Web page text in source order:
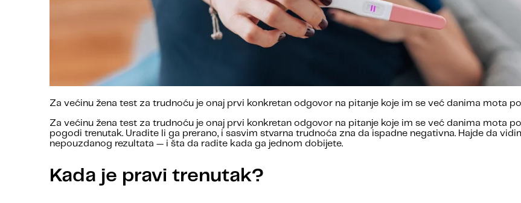
Za većinu žena test za trudnoću je onaj prvi konkretan odgovor na pitanje koje im se već danima mota
Za većinu žena test za trudnoću je onaj prvi konkretan odgovor na pitanje koje im se već danima mota
pogodi trenutak. Uradite li ga prerano, i sasvim stvarna trudnoća zna da ispadne negativna. Hajde da
nepouzdanog rezultata — i šta da radite kada ga jednom dobijete.
Kada je pravi trenutak?